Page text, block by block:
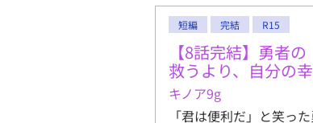
短編 完結 R15
【8話完結】勇者
救うより、自分の
キノア9g
「君は便利だ」と笑っ